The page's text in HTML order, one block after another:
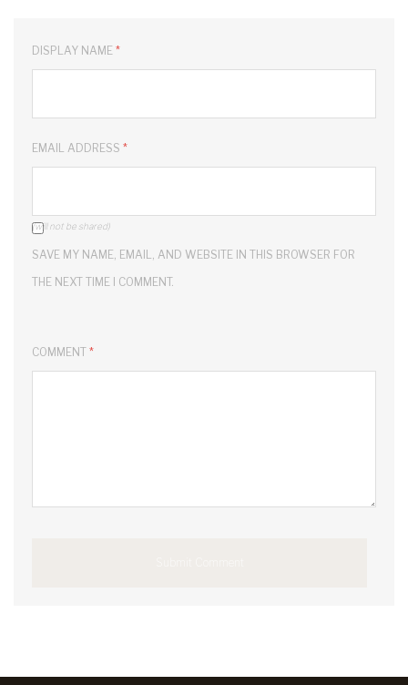
DISPLAY NAME *
EMAIL ADDRESS *
(will not be shared)
SAVE MY NAME, EMAIL, AND WEBSITE IN THIS BROWSER FOR
THE NEXT TIME I COMMENT.
COMMENT *